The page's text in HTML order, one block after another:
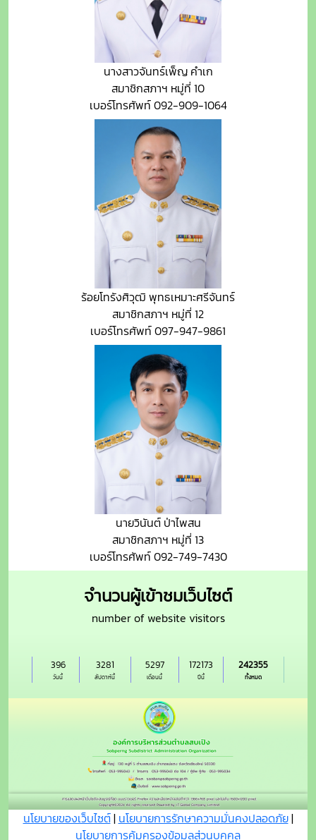
นางสาวจันทร์เพ็ญ คำเก
สมาชิกสภาฯ หมู่ที่ 10
เบอร์โทรศัพท์ 092-909-1064
ร้อยโทรังศิวุฒิ พุทธเหมาะศรีจันทร์
สมาชิกสภาฯ หมู่ที่ 12
เบอร์โทรศัพท์ 097-947-9861
นายวินันต์ ป่าไพสน
สมาชิกสภาฯ หมู่ที่ 13
เบอร์โทรศัพท์ 092-749-7430
จำนวนผู้เข้าชมเว็บไซต์
number of website visitors
วันนี้
396
สัปดาห์นี้
3281
เดือนนี้
5297
ปีนี้
172173
ทั้งหมด
242355
นโยบายของเว็บไซต์| นโยบายการรักษาความมั่นคงปลอดภัย|
นโยบายการคุ้มครองข้อมูลส่วนบุุคคล